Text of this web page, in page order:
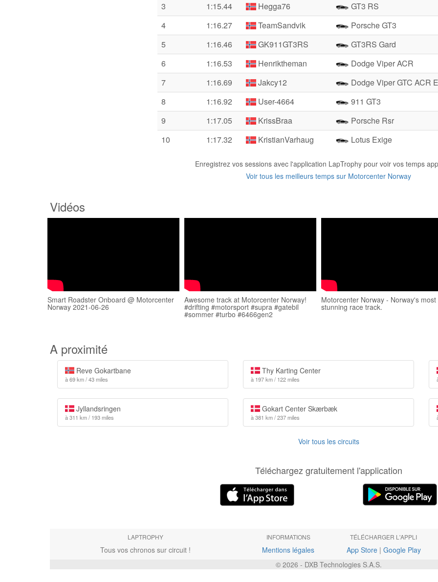
3
1:15.44 Hegga76
GT3 RS
4
1:16.27 TeamSandvik
Porsche GT3
5
1:16.46 GK911GT3RS
GT3RS Gard
6
1:16.53 Henriktheman
Dodge Viper ACR
7
1:16.69 Jakcy12
Dodge Viper GTC ACR
8
1:16.92 User-4664
911 GT3
9
1:17.05 KrissBraa
Porsche Rsr
10
1:17.32 KristianVarhaug Lotus Exige
Enregistrez vos sessions avec l'application LapTrophy pour voir vos temps
Voir tous les meilleurs temps sur Motorcenter Norway
Vidéos
Smart Roadster Onboard @ Motorcenter
Norway 2021-06-26
Awesome track at Motorcenter Norway!
#drifting #motorsport #supra #gatebil
#sommer #turbo #6466gen2
Motorcenter Norway - Norway's most
stunning race track.
A proximité
Reve Gokartbane
à 69 km / 43 miles
Thy Karting Center
à 197 km / 122 miles
Jyllandsringen
à 311 km / 193 miles
Gokart Center Skærbæk
à 381 km / 237 miles
Voir tous les circuits
Téléchargez gratuitement l'application
LAPTROPHY
Tous vos chronos sur circuit !
INFORMATIONS
Mentions légales
TÉLÉCHARGER L'APPLI
App Store| Google Play
© 2026 - DXB Technologies S.A.S.